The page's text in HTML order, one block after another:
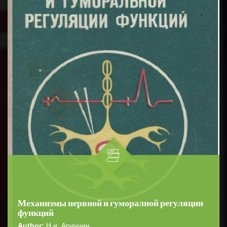
Механизмы нервной и гуморалной регуляции
функций
Author: Н.и. Аринчин